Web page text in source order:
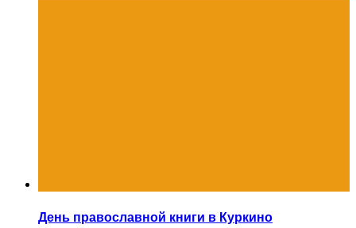
День православной книги в Куркино